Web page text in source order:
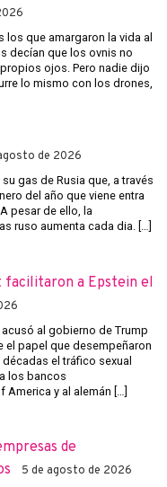
los que amargaron la vida al
decían que los ovnis no
ojos. Pero nadie dijo
lo mismo con los drones,
de 2026
gas de Rusia que, a través
del año que viene entra
pesar de ello, la
ruso aumenta cada dia. […]
facilitaron a Epstein el
al gobierno de Trump
el papel que desempeñaron
el tráfico sexual
los bancos
y al alemán […]
de
5 de agosto de 2026